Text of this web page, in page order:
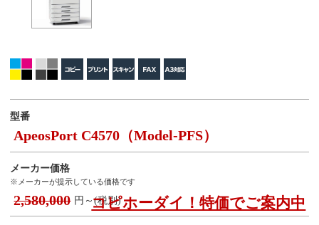
型番
ApeosPort C4570（Model-PFS）
メーカー価格
※メーカーが提示している価格です
2,580,000 円～(税別)
コピホーダイ！特価でご案内中